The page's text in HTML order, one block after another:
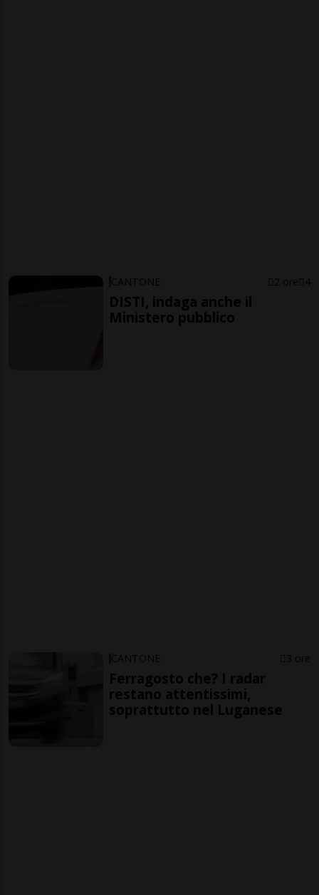
CANTONE 2 ore 4
DISTI, indaga anche il
Ministero pubblico
CANTONE 3 ore
Ferragosto che? I radar
restano attentissimi,
soprattutto nel Luganese